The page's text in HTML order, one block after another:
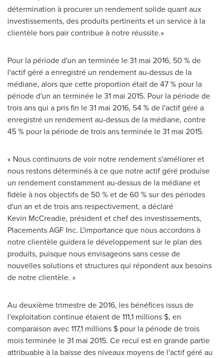
détermination à procurer un rendement solide quant aux
investissements, des produits pertinents et un service à la
clientèle hors pair contribue à notre réussite.»
Pour la période d'un an terminée le 31 mai 2016, 50 % de
l'actif géré a enregistré un rendement au-dessus de la
médiane, alors que cette proportion était de 47 % pour la
période d'un an terminée le 31 mai 2015. Pour la période de
trois ans qui a pris fin le 31 mai 2016, 54 % de l'actif géré a
enregistré un rendement au-dessus de la médiane, contre
45 % pour la période de trois ans terminée le 31 mai 2015.
« Nous continuons de voir notre rendement s'améliorer et
nous restons déterminés à ce que notre actif géré produise
un rendement constamment au-dessus de la médiane et
fidèle à nos objectifs de 50 % et de 60 % sur des périodes
d'un an et de trois ans respectivement, a déclaré
Kevin McCreadie, président et chef des investissements,
Placements AGF Inc. L'importance que nous accordons à
notre clientèle guidera le développement sur le plan des
produits, puisque nous envisageons sans cesse de
nouvelles solutions et structures qui répondent aux besoins
de notre clientèle. »
Au deuxième trimestre de 2016, les bénéfices issus de
l'exploitation continue étaient de 111,1 millions $, en
comparaison avec 117,1 millions $ pour la période de trois
mois terminée le 31 mai 2015. Ce recul est en grande partie
attribuable à la baisse des niveaux moyens de l'actif géré au